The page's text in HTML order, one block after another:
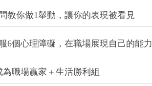
教你做1舉動，讓你的表現被看見
6個心理障礙，在職場展現自己的能力
職場贏家＋生活勝利組